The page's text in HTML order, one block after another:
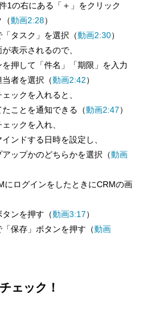
1の右にある「＋」をクリック
（動画2:28）
「タスク」を選択（動画2:30）
表示されるので、
を押して「件名」「期限」を入力
当者を選択（動画2:42）
ックを入れると、
ことを通知できる（動画2:47）
ックを入れ、
ンドする日時を設定し、
ップかのどちらかを選択（動画
ログインをしたときにCRMの画
タンを押す（動画3:17）
保存」ボタンを押す（動画
ェック！